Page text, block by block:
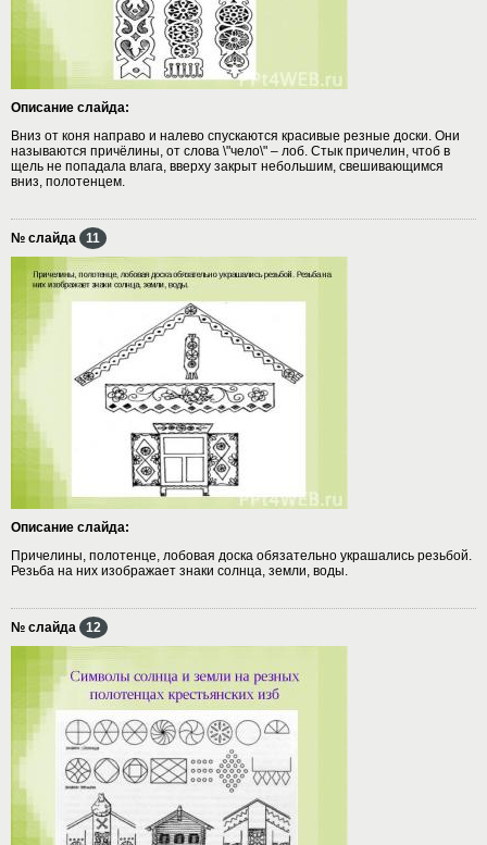
Описание слайда:
Вниз от коня направо и налево спускаются красивые резные доски. Они
называются причёлины, от слова \"чело\" – лоб. Стык причелин, чтоб в
щель не попадала влага, вверху закрыт небольшим, свешивающимся
вниз, полотенцем.
№ слайда 11
Описание слайда:
Причелины, полотенце, лобовая доска обязательно украшались резьбой.
Резьба на них изображает знаки солнца, земли, воды.
№ слайда 12